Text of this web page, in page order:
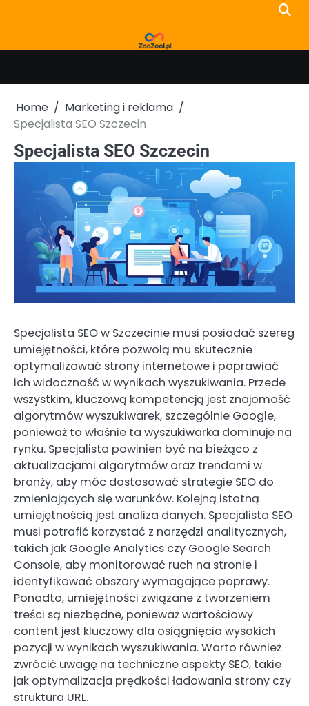
Home
Marketing i reklama
Specjalista SEO Szczecin
Specjalista SEO Szczecin
Specjalista SEO w Szczecinie musi posiadać szereg
umiejętności, które pozwolą mu skutecznie
optymalizować strony internetowe i poprawiać
ich widoczność w wynikach wyszukiwania. Przede
wszystkim, kluczową kompetencją jest znajomość
algorytmów wyszukiwarek, szczególnie Google,
ponieważ to właśnie ta wyszukiwarka dominuje na
rynku. Specjalista powinien być na bieżąco z
aktualizacjami algorytmów oraz trendami w
branży, aby móc dostosować strategie SEO do
zmieniających się warunków. Kolejną istotną
umiejętnością jest analiza danych. Specjalista SEO
musi potrafić korzystać z narzędzi analitycznych,
takich jak Google Analytics czy Google Search
Console, aby monitorować ruch na stronie i
identyfikować obszary wymagające poprawy.
Ponadto, umiejętności związane z tworzeniem
treści są niezbędne, ponieważ wartościowy
content jest kluczowy dla osiągnięcia wysokich
pozycji w wynikach wyszukiwania. Warto również
zwrócić uwagę na techniczne aspekty SEO, takie
jak optymalizacja prędkości ładowania strony czy
struktura URL.